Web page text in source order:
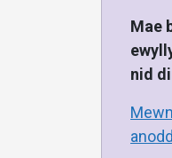
Mae
nid